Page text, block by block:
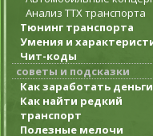
Анализ ТТХ транспорта
Тюнинг транспорта
Умения и
Чит-коды
советы и подсказки
Как заработать деньги
Как найти редкий
транспорт
Полезные мелочи